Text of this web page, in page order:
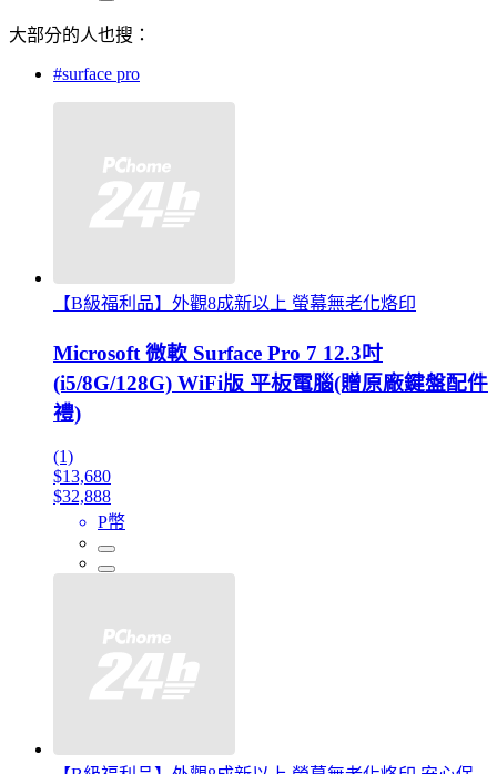
大部分的人也搜：
#surface pro
【B級福利品】外觀8成新以上 螢幕無老化烙印
Microsoft 微軟 Surface Pro 7 12.3吋
(i5/8G/128G) WiFi版 平板電腦(贈原廠鍵盤配件
禮)
(1)
$13,680
$32,888
P幣